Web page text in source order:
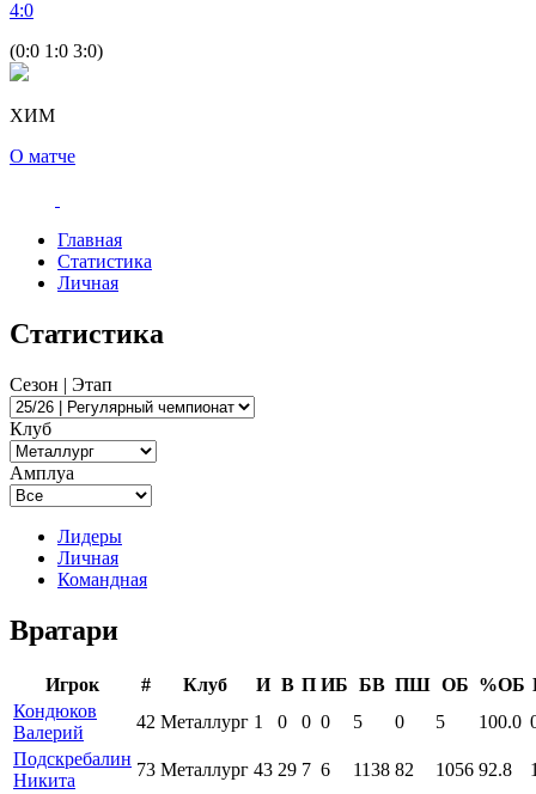
4:0
(0:0 1:0 3:0)
ХИМ
О матче
Главная
Статистика
Личная
Статистика
Сезон | Этап
Клуб
Амплуа
Лидеры
Личная
Командная
Вратари
Игрок # Клуб И В П ИБ БВ ПШ ОБ %ОБ
Кондюков
Валерий
42 Металлург 1 0 0 0 5 0 5 100.0
Подскребалин
Никита
73 Металлург 43 29 7 6 1138 82 1056 92.8